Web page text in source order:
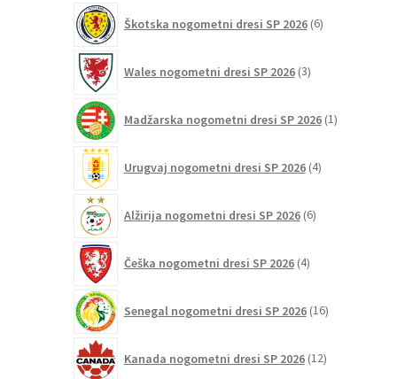
Škotska nogometni dresi SP 2026 6izdelkov
Wales nogometni dresi SP 2026 3izdelki
Madžarska nogometni dresi SP 2026 1izdelek
Urugvaj nogometni dresi SP 2026 4izdelki
Alžirija nogometni dresi SP 2026 6izdelkov
Češka nogometni dresi SP 2026 4izdelki
Senegal nogometni dresi SP 2026 16izdelkov
Kanada nogometni dresi SP 2026 12izdelkov